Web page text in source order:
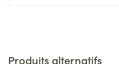
Produits alternatifs